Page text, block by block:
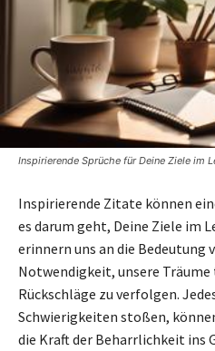
Inspirierende Sprüche für Deine Ziele im
Inspirierende Zitate können
es darum geht, Deine Ziele im
erinnern uns an die Bedeutung
Notwendigkeit, unsere
Rückschläge zu verfolgen.
Schwierigkeiten stoßen,
die Kraft der Beharrlichkeit ins